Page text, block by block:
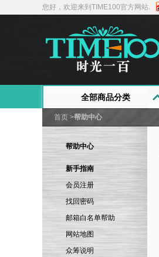
您好，欢迎来到TIME100官方网站.
全部商品分类
首页 >帮助中心
帮助中心
新手指南
会员注册
找回密码
邮箱白名单帮助
网站地图
众筹说明